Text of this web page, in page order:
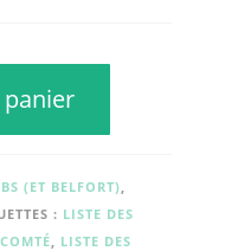
(ET BELFORT),
: LISTE DES
, LISTE DES